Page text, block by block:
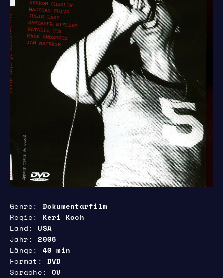
Genre
Dokumentarfilm
Regie
Keri Koch
Land
USA
Jahr
2006
Länge
40 min
Format
DVD
Sprache
OV